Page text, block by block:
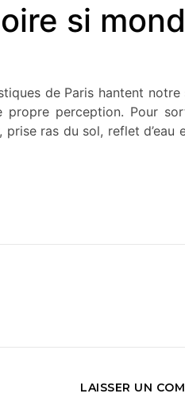
si
de Paris hantent
propre perception. Pour
prise ras du sol, reflet
LAISSER UN